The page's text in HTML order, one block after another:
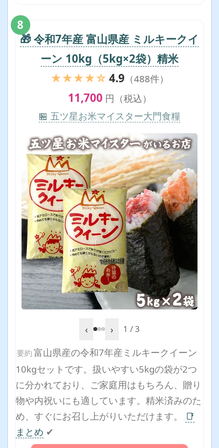
8
🎁 令和7年産 富山県産 ミルキークイ
ーン 10kg（5kg×2袋）精米
★★★★☆ 4.9 （488件）
11,700 円（税込）
🏪 五ツ星お米マイスター大門食糧
‹ › 1 / 3
要約 富山県産の令和7年産ミルキークイーン
10kgセットです。扱いやすい5kgの袋が2つ
に分かれており、ご家庭用はもちろん、贈り
物や内祝いにも適しています。精米済みのた
め、すぐにお召し上がりいただけます。
📑
まとめ ✔